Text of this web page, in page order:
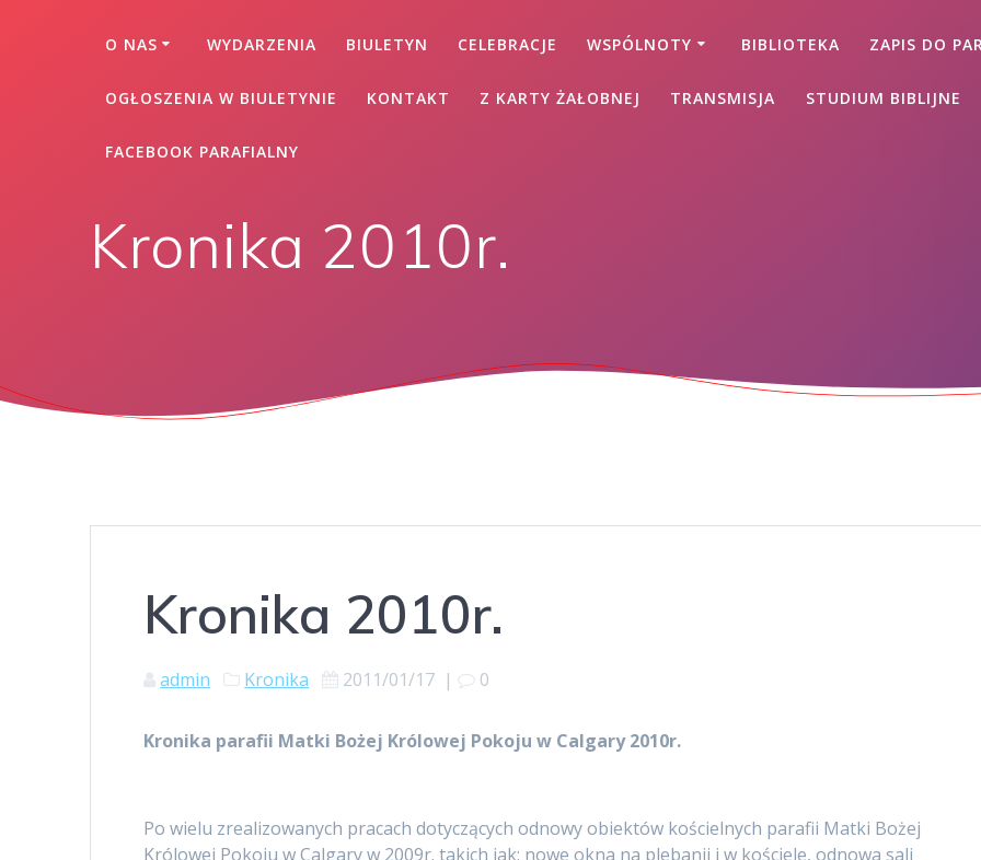
O NAS WYDARZENIA BIULETYN CELEBRACJE WSPÓLNOTY BIBLIOTEKA ZAPIS DO
OGŁOSZENIA W BIULETYNIE KONTAKT Z KARTY ŻAŁOBNEJ TRANSMISJA STUDIUM BIBLIJNE
FACEBOOK PARAFIALNY
Kronika 2010r.
Kronika 2010r.
admin Kronika 2011/01/17 | 0
Kronika parafii Matki Bożej Królowej Pokoju w Calgary 2010r.
Po wielu zrealizowanych pracach dotyczących odnowy obiektów kościelnych parafii Matki Bożej
Królowej Pokoju w Calgary w 2009r. takich jak: nowe okna na plebanii i w kościele, odnowa sali